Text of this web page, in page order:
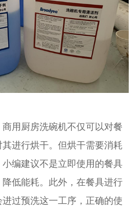
用厨房洗碗机不仅可以对餐
进行烘干。但烘干需要消耗
编建议不是立即使用的餐具
低能耗。此外，在餐具进行
过预洗这一工序，正确的使